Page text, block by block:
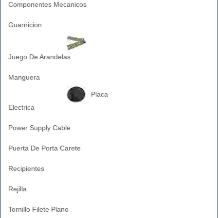
Componentes Mecanicos
Guarnicion
Juego De Arandelas
Manguera
Placa
Electrica
Power Supply Cable
Puerta De Porta Carete
Recipientes
Rejilla
Tornillo Filete Plano